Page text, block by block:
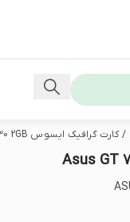
/ کارت گرافیک ایسوس Asus GT 730 2GB